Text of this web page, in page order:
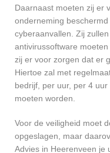
Daarnaast moeten zij er
onderneming
cyberaanvallen. Zij
antivirussoftware
zij er voor zorgen dat er
Hiertoe zal met
bedrijf, per uur, per 4
moeten worden.
Voor de veiligheid moet
opgeslagen, maar
Advies in Heerenveen je